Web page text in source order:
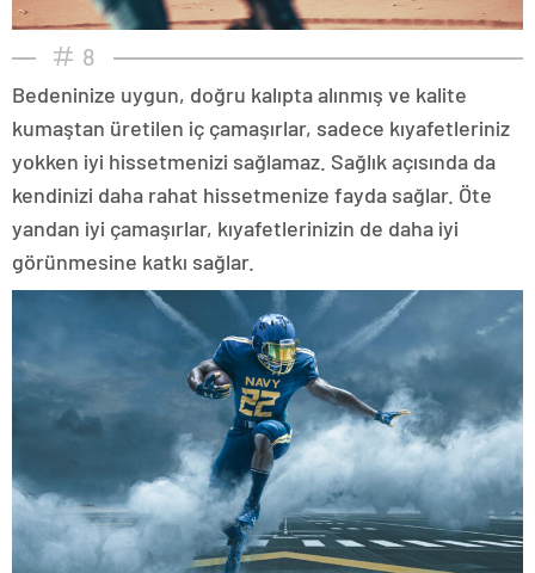
8
Bedeninize uygun, doğru kalıpta alınmış ve kalite
kumaştan üretilen iç çamaşırlar, sadece kıyafetleriniz
yokken iyi hissetmenizi sağlamaz. Sağlık açısında da
kendinizi daha rahat hissetmenize fayda sağlar. Öte
yandan iyi çamaşırlar, kıyafetlerinizin de daha iyi
görünmesine katkı sağlar.